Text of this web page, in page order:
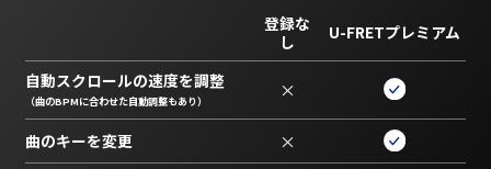
登録な
し
U-FRETプレミアム
自動スクロールの速度を調整
（曲のBPMに合わせた自動調整もあり） ×
曲のキーを変更 ×